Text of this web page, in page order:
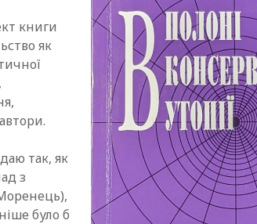
Мислення швидке й повільне. Конспект
Images of Freedom. Compiled by Erika
книги
як
так, як
з
було б